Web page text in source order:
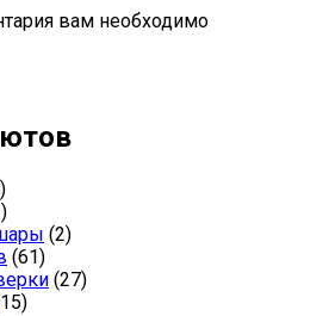
вам необходимо
(2)
(61)
(27)